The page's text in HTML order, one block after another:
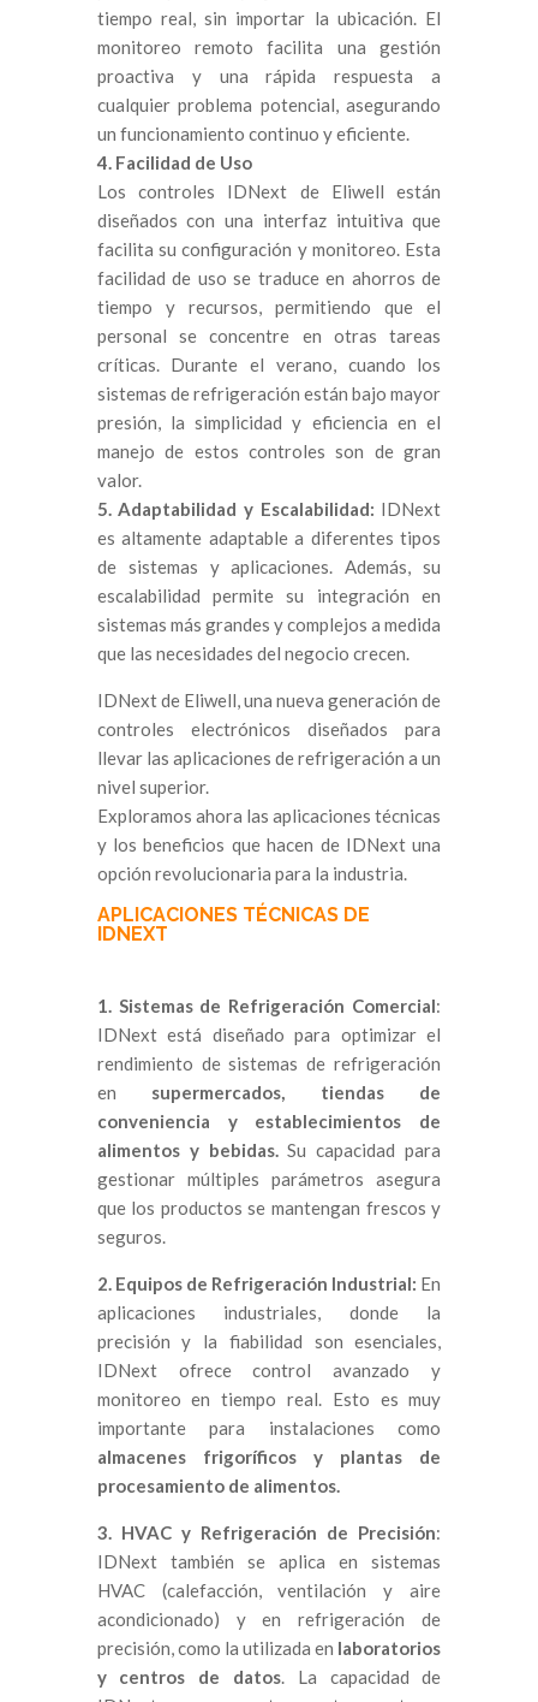
tiempo real, sin importar la ubicación. El
monitoreo remoto facilita una gestión
proactiva y una rápida respuesta a
cualquier problema potencial, asegurando
un funcionamiento continuo y eficiente.
4. Facilidad de Uso
Los controles IDNext de Eliwell están
diseñados con una interfaz intuitiva que
facilita su configuración y monitoreo. Esta
facilidad de uso se traduce en ahorros de
tiempo y recursos, permitiendo que el
personal se concentre en otras tareas
críticas. Durante el verano, cuando los
sistemas de refrigeración están bajo mayor
presión, la simplicidad y eficiencia en el
manejo de estos controles son de gran
valor.
5. Adaptabilidad y Escalabilidad: IDNext
es altamente adaptable a diferentes tipos
de sistemas y aplicaciones. Además, su
escalabilidad permite su integración en
sistemas más grandes y complejos a medida
que las necesidades del negocio crecen.
IDNext de Eliwell, una nueva generación de
controles electrónicos diseñados para
llevar las aplicaciones de refrigeración a un
nivel superior.
Exploramos ahora las aplicaciones técnicas
y los beneficios que hacen de IDNext una
opción revolucionaria para la industria.
APLICACIONES TÉCNICAS DE
IDNEXT
1. Sistemas de Refrigeración Comercial:
IDNext está diseñado para optimizar el
rendimiento de sistemas de refrigeración
en supermercados, tiendas de
conveniencia y establecimientos de
alimentos y bebidas.Su capacidad para
gestionar múltiples parámetros asegura
que los productos se mantengan frescos y
seguros.
2. Equipos de Refrigeración Industrial: En
aplicaciones industriales, donde la
precisión y la fiabilidad son esenciales,
IDNext ofrece control avanzado y
monitoreo en tiempo real. Esto es muy
importante para instalaciones como
almacenes frigoríficos y plantas de
procesamiento de alimentos.
3. HVAC y Refrigeración de Precisión:
IDNext también se aplica en sistemas
HVAC (calefacción, ventilación y aire
acondicionado) y en refrigeración de
precisión, como la utilizada en laboratorios
y centros de datos. La capacidad de